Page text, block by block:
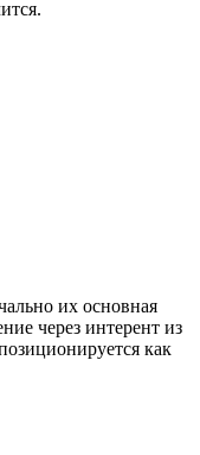
их основная
через интерент из
как